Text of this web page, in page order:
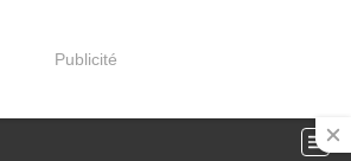
Publicité